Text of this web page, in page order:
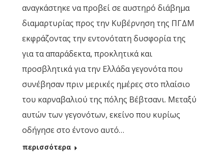
αναγκάστηκε να προβεί σε αυστηρό διάβημα
διαμαρτυρίας προς την Κυβέρνηση της ΠΓΔΜ
εκφράζοντας την εντονότατη δυσφορία της
για τα απαράδεκτα, προκλητικά και
προσβλητικά για την Ελλάδα γεγονότα που
συνέβησαν πριν μερικές ημέρες στο πλαίσιο
του καρναβαλιού της πόλης Βέβτσανι. Μεταξύ
αυτών των γεγονότων, εκείνο που κυρίως
οδήγησε στο έντονο αυτό…
περισσότερα